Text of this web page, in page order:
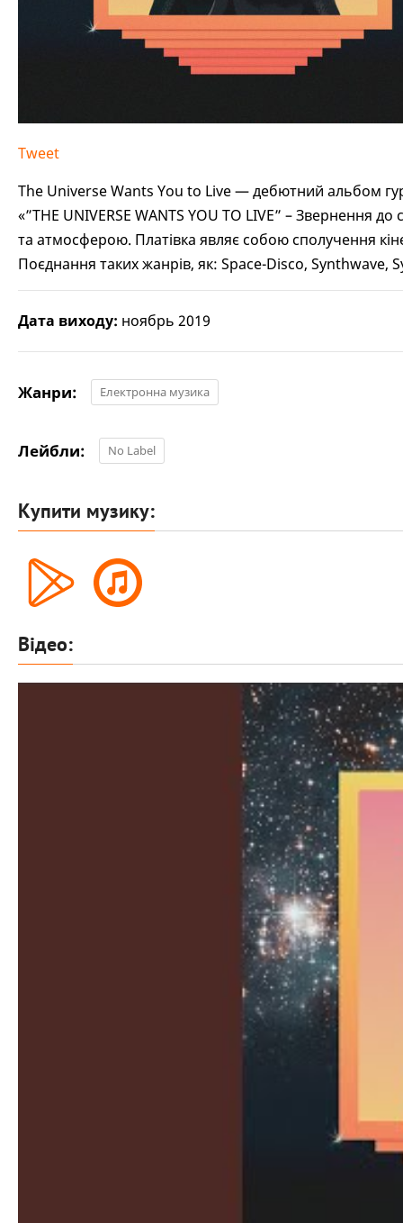
Tweet
The Universe Wants You to Live — дебютний альбом
«”THE UNIVERSE WANTS YOU TO LIVE” – Звернення
та атмосферою. Платівка являє собою сполучення
Поєднання таких жанрів, як: Space-Disco, Synthwave,
Дата виходу: ноябрь 2019
Жанри: Електронна музика
Лейбли: No Label
Купити музику:
Відео: